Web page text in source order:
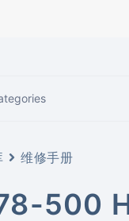
维修手册
500